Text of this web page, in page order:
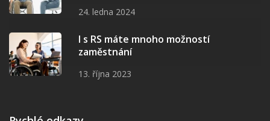
24. ledna 2024
I s RS máte mnoho možností
zaměstnání
13. října 2023